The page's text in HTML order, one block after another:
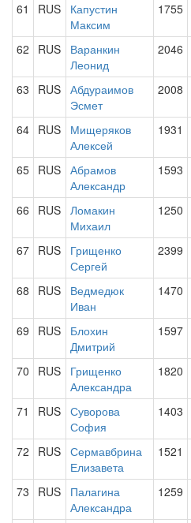
61 RUS
Капустин
Максим
1755
62 RUS
Варанкин
Леонид
2046
63 RUS Абдураимов
Эсмет
2008
64 RUS
Мищеряков
Алексей
1931
65 RUS Абрамов
Александр
1593
66 RUS Ломакин
Михаил
1250
67 RUS
Грищенко
Сергей
2399
68 RUS
Ведмедюк
Иван
1470
69 RUS
Блохин
Дмитрий
1597
70 RUS
Грищенко
Александра
1820
71 RUS Суворова
София
1403
72 RUS Сермавбрина
Елизавета
1521
73 RUS
Палагина
Александра
1259